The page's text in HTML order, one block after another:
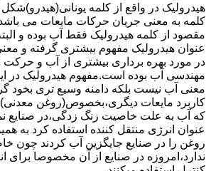
هیدرولیک در واقع از کلمه
کلمه به معنی جریان حرکات مایعات می
مقصود از کلمه هیدرولیک فقط آب بوده و
عنوان هیدرولیک مفهوم بیشتری گرفته و
در مورد بهره برداری بیشتری از آب و
مهندسی آب بوده است.مفهوم هیدرولیک در
معنی آب نیست بلکه دامنه وسیع تری بخود
کاربرد مایعات دیگری،بخصوص(روغن
که آب به علت خاصیت زنگ زدگی،در صنایع
عنوان انرژی منتقل کننده استفاده کرد به
روغن را در صنایع جایگزین آب کردند چون
ندارد،امروزه در صنایع از آن مخصوصا برای